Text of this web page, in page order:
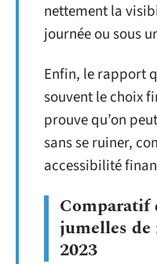
nettement la
journée ou sous
Enfin, le rapport
souvent le choix
prouve qu’on
sans se ruiner,
accessibilité
Comparatif
jumelles
2023